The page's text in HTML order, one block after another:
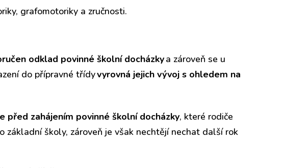
grafomotoriky a zručnosti.
odklad povinné školní docházkya zároveň se u
do přípravné třídyvyrovná jejich vývoj s ohledem na
před zahájením povinné školní docházky, které rodiče
základní školy, zároveň je však nechtějí nechat další rok